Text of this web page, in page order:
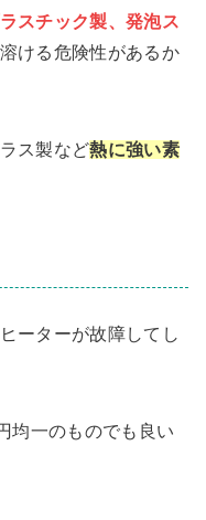
スチック製、発泡ス
ける危険性があるか
ス製など熱に強い素
ーターが故障してし
均一のものでも良い